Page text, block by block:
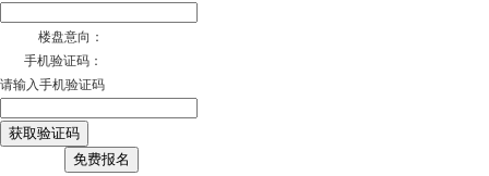
楼盘意向：
手机验证码：
请输入手机验证码
获取验证码
免费报名